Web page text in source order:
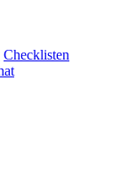
Checklisten